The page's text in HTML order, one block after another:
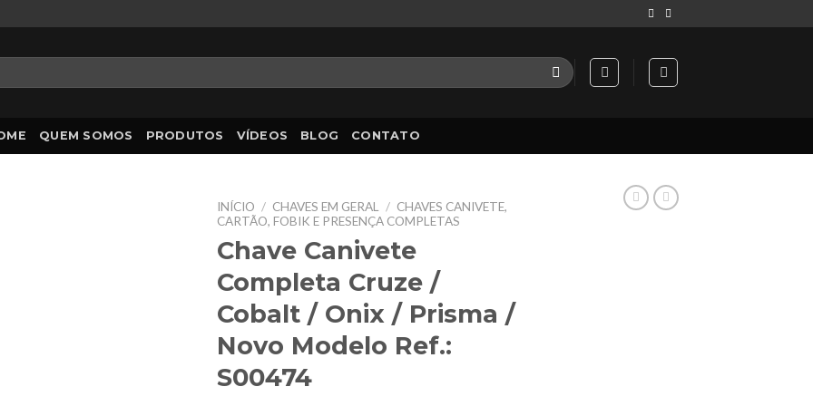
QUEM SOMOS PRODUTOS VÍDEOS BLOG CONTATO
INÍCIO / CHAVES EM GERAL / CHAVES CANIVETE,
CARTÃO, FOBIK E PRESENÇA COMPLETAS
Chave Canivete
Completa Cruze /
Cobalt / Onix / Prisma /
Novo Modelo Ref.:
S00474